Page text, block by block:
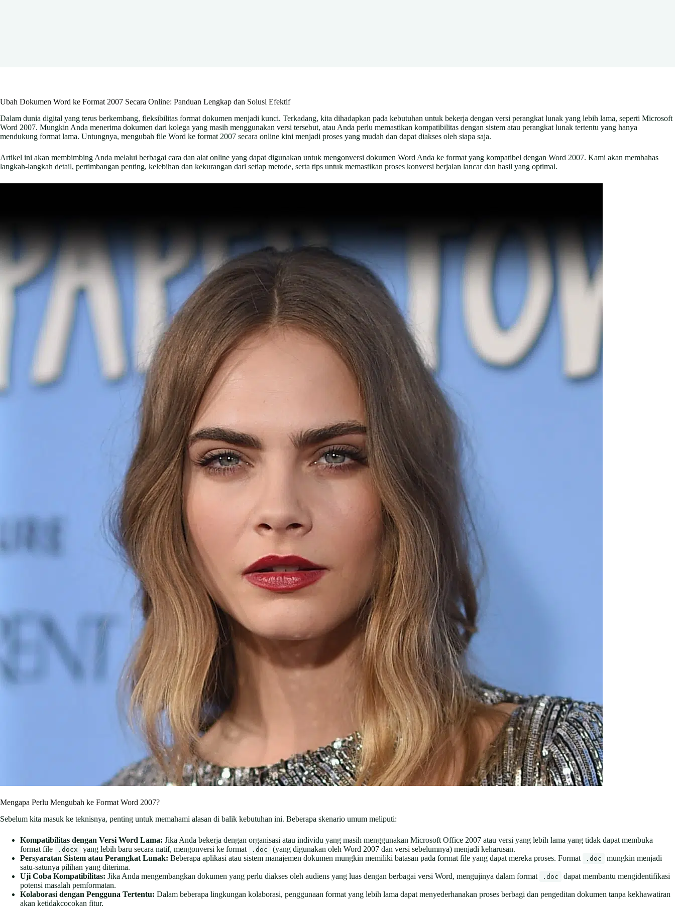
Ubah Dokumen Word ke Format 2007 Secara Online: Panduan Lengkap dan Solusi Efektif
Dalam dunia digital yang terus berkembang, fleksibilitas format dokumen menjadi kunci. Terkadang, kita dihadapkan pada kebutuhan untuk bekerja dengan versi perangkat lunak yang lebih lama, seperti Microsoft
Word 2007. Mungkin Anda menerima dokumen dari kolega yang masih menggunakan versi tersebut, atau Anda perlu memastikan kompatibilitas dengan sistem atau perangkat lunak tertentu yang hanya
mendukung format lama. Untungnya, mengubah file Word ke format 2007 secara online kini menjadi proses yang mudah dan dapat diakses oleh siapa saja.
Artikel ini akan membimbing Anda melalui berbagai cara dan alat online yang dapat digunakan untuk mengonversi dokumen Word Anda ke format yang kompatibel dengan Word 2007. Kami akan membahas
langkah-langkah detail, pertimbangan penting, kelebihan dan kekurangan dari setiap metode, serta tips untuk memastikan proses konversi berjalan lancar dan hasil yang optimal.
Mengapa Perlu Mengubah ke Format Word 2007?
Sebelum kita masuk ke teknisnya, penting untuk memahami alasan di balik kebutuhan ini. Beberapa skenario umum meliputi:
Kompatibilitas dengan Versi Word Lama: Jika Anda bekerja dengan organisasi atau individu yang masih menggunakan Microsoft Office 2007 atau versi yang lebih lama yang tidak dapat membuka
format file
.docx yang lebih baru secara natif, mengonversi ke format .doc
(yang digunakan oleh Word 2007 dan versi sebelumnya) menjadi keharusan.
Persyaratan Sistem atau Perangkat Lunak: Beberapa aplikasi atau sistem manajemen dokumen mungkin memiliki batasan pada format file yang dapat mereka proses. Format .doc
mungkin menjadi
satu-satunya pilihan yang diterima.
Uji Coba Kompatibilitas: Jika Anda mengembangkan dokumen yang perlu diakses oleh audiens yang luas dengan berbagai versi Word, mengujinya dalam format .doc
dapat membantu mengidentifikasi
potensi masalah pemformatan.
Kolaborasi dengan Pengguna Tertentu: Dalam beberapa lingkungan kolaborasi, penggunaan format yang lebih lama dapat menyederhanakan proses berbagi dan pengeditan dokumen tanpa kekhawatiran
akan ketidakcocokan fitur.